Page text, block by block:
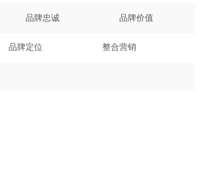
品牌忠诚 品牌价值
品牌定位 整合营销